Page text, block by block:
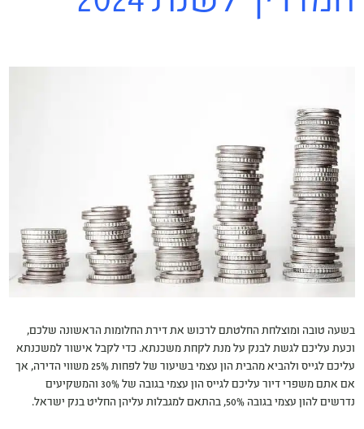
בשעה טובה ומוצלחת החלטתם לרכוש את דירת החלומות הראשונה שלכם,
וכעת עליכם לגשת לבנק על מנת לקחת משכנתא. כדי לקבל אישור למשכנתא
עליכם לגייס ולהביא מהבית הון עצמי בשיעור של לפחות 25% משווי הדירה, אך
אם אתם משפרי דיור עליכם לגייס הון עצמי בגובה של 30% והמשקיעים
נדרשים להון עצמי בגובה 50%, בהתאם למגבלות עליהן החליט בנק ישראל.